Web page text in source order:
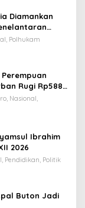
Diamankan
Baru
Polhukam
Rugi Rp588,1
Nasional,
Ibrahim
2026
Pendidikan, Politik
Buton Jadi